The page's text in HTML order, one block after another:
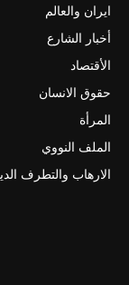
ايران والعالم
أخبار الشارع
الأقتصاد
حقوق الانسان
المرأة
الملف النووي
الارهاب والتطرف